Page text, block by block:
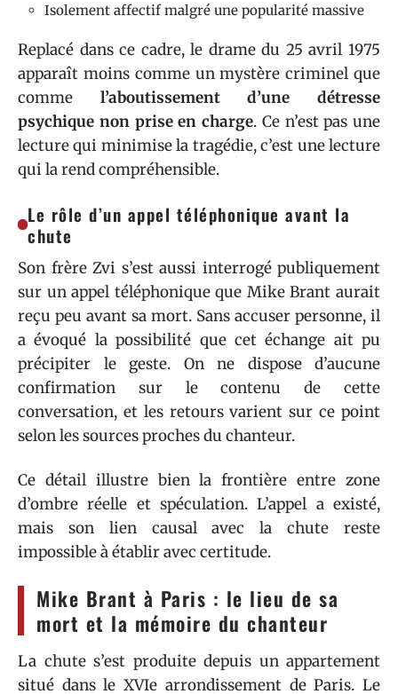
Isolement affectif malgré une popularité massive
Replacé dans ce cadre, le drame du 25 avril 1975
apparaît moins comme un mystère criminel que
comme l’aboutissement d’une détresse
psychique non prise en charge. Ce n’est pas une
lecture qui minimise la tragédie, c’est une lecture
qui la rend compréhensible.
Le rôle d’un appel téléphonique avant la
chute
Son frère Zvi s’est aussi interrogé publiquement
sur un appel téléphonique que Mike Brant aurait
reçu peu avant sa mort. Sans accuser personne, il
a évoqué la possibilité que cet échange ait pu
précipiter le geste. On ne dispose d’aucune
confirmation sur le contenu de cette
conversation, et les retours varient sur ce point
selon les sources proches du chanteur.
Ce détail illustre bien la frontière entre zone
d’ombre réelle et spéculation. L’appel a existé,
mais son lien causal avec la chute reste
impossible à établir avec certitude.
Mike Brant à Paris : le lieu de sa
mort et la mémoire du chanteur
La chute s’est produite depuis un appartement
situé dans le XVIe arrondissement de Paris. Le